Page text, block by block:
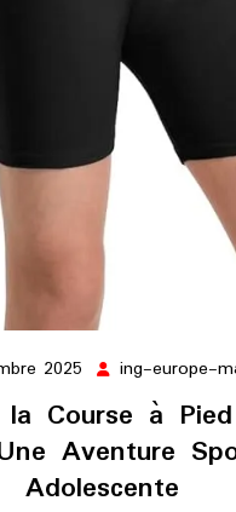
2025 13
novembre
2025
ing-europe-
la Course à
Aventure
Adolescente